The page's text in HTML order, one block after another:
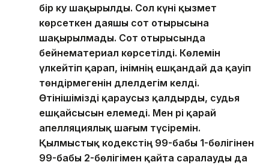
бір куә шақырылды. Сол күні қызмет
көрсеткен даяшы сот отырысына
шақырылмады. Сот отырысында
бейнематериал көрсетілді. Көлемін
үлкейтіп қарап, інімнің ешқандай да қауіп
төндірмегенін дәлелдегім келді.
Өтінішімізді қараусыз қалдырды, судья
ешқайсысын елемеді. Мен әрі қарай
апелляциялық шағым түсіремін.
Қылмыстық кодекстің 99-бабы 1-бөлігінен
99-бабы 2-бөлігімен қайта саралауды да